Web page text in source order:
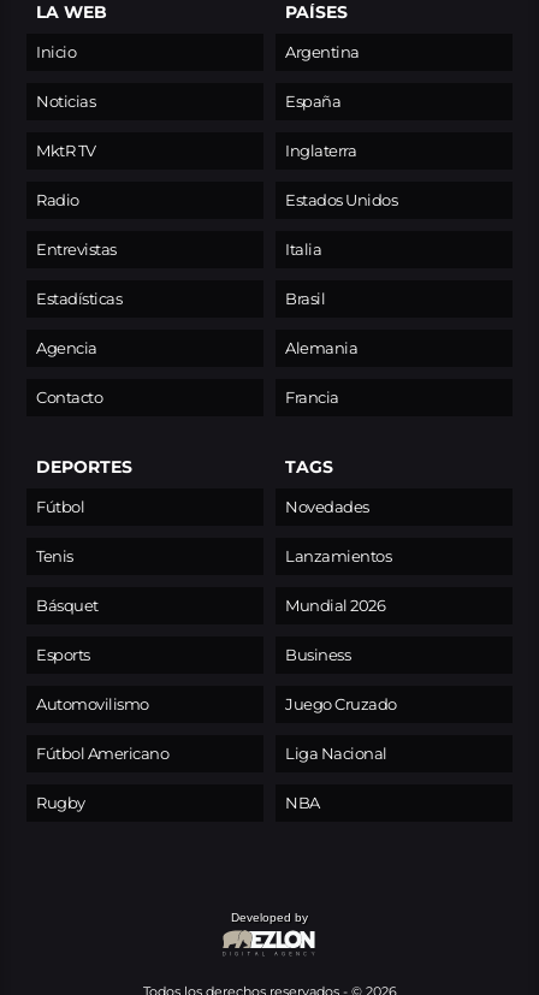
LA WEB
Inicio
Noticias
MktR TV
Radio
Entrevistas
Estadísticas
Agencia
Contacto
PAÍSES
Argentina
España
Inglaterra
Estados Unidos
Italia
Brasil
Alemania
Francia
DEPORTES
Fútbol
Tenis
Básquet
Esports
Automovilismo
Fútbol Americano
Rugby
TAGS
Novedades
Lanzamientos
Mundial 2026
Business
Juego Cruzado
Liga Nacional
NBA
Developed by